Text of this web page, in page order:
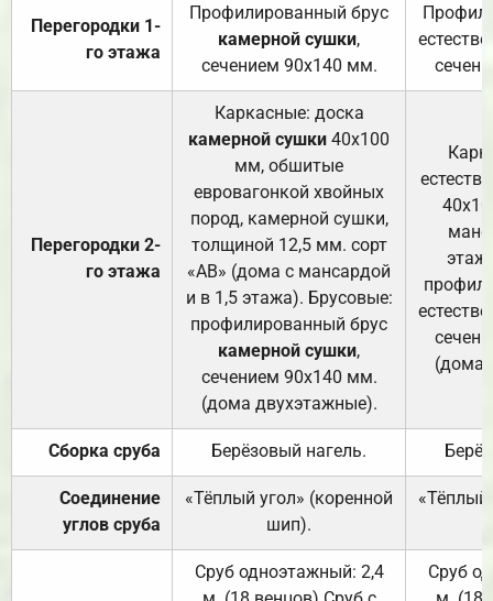
Перегородки 1-
го этажа
Профилированный брус
камерной сушки,
сечением 90х140 мм.
Перегородки 2-
го этажа
Каркасные: доска
камерной сушки 40х100
мм, обшитые
евровагонкой хвойных
пород, камерной сушки,
толщиной 12,5 мм. сорт
«АВ» (дома с мансардой
и в 1,5 этажа). Брусовые:
профилированный брус
камерной сушки,
сечением 90х140 мм.
(дома двухэтажные).
(дома
Сборка сруба Берёзовый нагель.
Соединение
углов сруба
«Тёплый угол» (коренной
шип).
«Тёплый
Сруб одноэтажный: 2,4
Сруб